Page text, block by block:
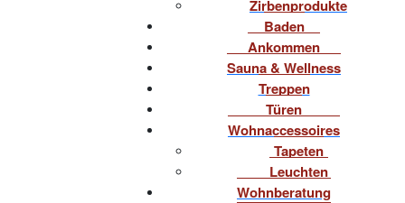
Zirbenprodukte
Baden
Ankommen
Sauna & Wellness
Treppen
Türen
Wohnaccessoires
Tapeten
Leuchten
Wohnberatung